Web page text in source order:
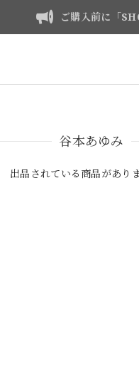
ご購入前に「
谷本あゆみ
出品されている商品があり